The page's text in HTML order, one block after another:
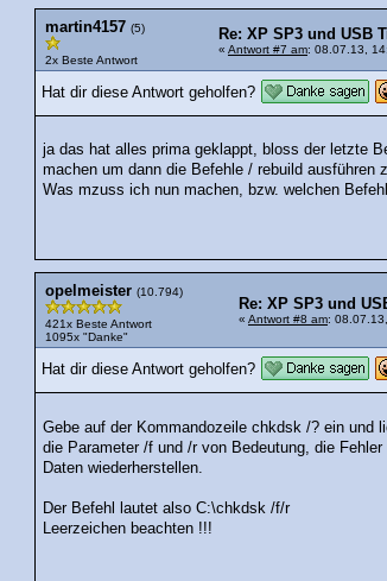
martin4157 (5)
2x Beste Antwort
Re: XP SP3 und USB
« Antwort #7 am: 08.07.13,
Hat dir diese Antwort geholfen?
ja das hat alles prima geklappt, bloss der letzte
machen um dann die Befehle / rebuild ausführen
Was mzuss ich nun machen, bzw. welchen
opelmeister (10.794)
421x Beste Antwort
1095x "Danke"
Re: XP SP3 und
« Antwort #8 am:
Hat dir diese Antwort geholfen?
Gebe auf der Kommandozeile chkdsk /? ein und
die Parameter /f und /r von Bedeutung, die
Daten wiederherstellen.
Der Befehl lautet also C:\chkdsk /f/r
Leerzeichen beachten !!!